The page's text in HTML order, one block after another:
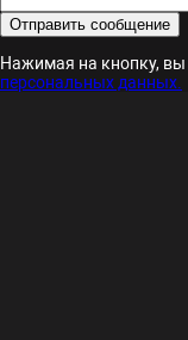
Нажимая на кнопку, вы
персональных данных.